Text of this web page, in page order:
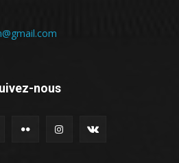
nous